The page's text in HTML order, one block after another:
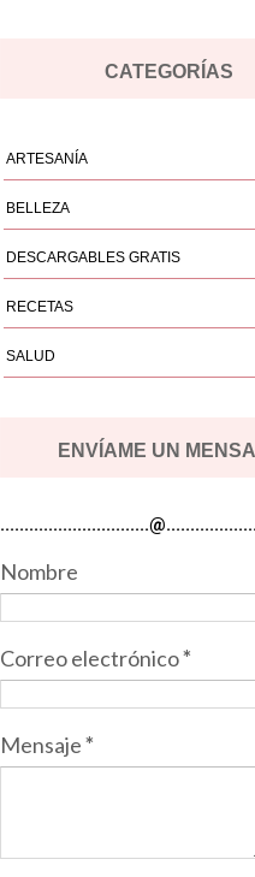
CATEGORÍAS
ARTESANÍA
BELLEZA
DESCARGABLES GRATIS
RECETAS
SALUD
ENVÍAME UN
Nombre
Correo electrónico*
Mensaje*